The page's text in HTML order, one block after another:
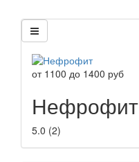
от 1100 до 1400 руб
Нефрофит
5.0 (2)